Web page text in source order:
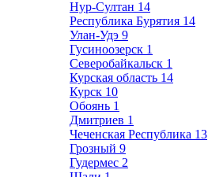
Нур-Султан 14
Республика Бурятия 14
Улан-Удэ 9
Гусиноозерск 1
Северобайкальск 1
Курская область 14
Курск 10
Обоянь 1
Дмитриев 1
Чеченская Республика 13
Грозный 9
Гудермес 2